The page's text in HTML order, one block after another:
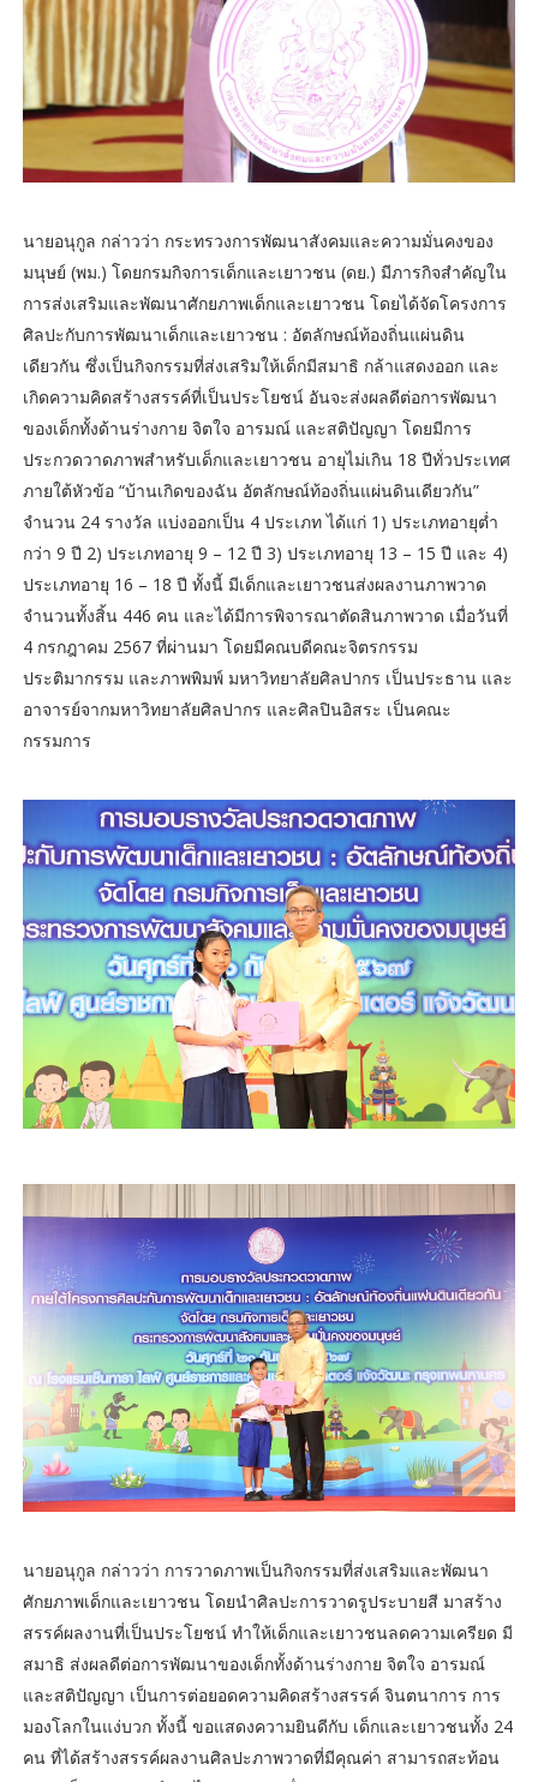
นายอนุกูล กล่าวว่า กระทรวงการพัฒนาสังคมและความมั่นคงของ
มนุษย์ (พม.) โดยกรมกิจการเด็กและเยาวชน (ดย.) มีภารกิจสำคัญใน
การส่งเสริมและพัฒนาศักยภาพเด็กและเยาวชน โดยได้จัดโครงการ
ศิลปะกับการพัฒนาเด็กและเยาวชน : อัตลักษณ์ท้องถิ่นแผ่นดิน
เดียวกัน ซึ่งเป็นกิจกรรมที่ส่งเสริมให้เด็กมีสมาธิ กล้าแสดงออก และ
เกิดความคิดสร้างสรรค์ที่เป็นประโยชน์ อันจะส่งผลดีต่อการพัฒนา
ของเด็กทั้งด้านร่างกาย จิตใจ อารมณ์ และสติปัญญา โดยมีการ
ประกวดวาดภาพสำหรับเด็กและเยาวชน อายุไม่เกิน 18 ปีทั่วประเทศ
ภายใต้หัวข้อ “บ้านเกิดของฉัน อัตลักษณ์ท้องถิ่นแผ่นดินเดียวกัน”
จำนวน 24 รางวัล แบ่งออกเป็น 4 ประเภท ได้แก่ 1) ประเภทอายุต่ำ
กว่า 9 ปี 2) ประเภทอายุ 9 – 12 ปี 3) ประเภทอายุ 13 – 15 ปี และ 4)
ประเภทอายุ 16 – 18 ปี ทั้งนี้ มีเด็กและเยาวชนส่งผลงานภาพวาด
จำนวนทั้งสิ้น 446 คน และได้มีการพิจารณาตัดสินภาพวาด เมื่อวันที่
4 กรกฎาคม 2567 ที่ผ่านมา โดยมีคณบดีคณะจิตรกรรม
ประติมากรรม และภาพพิมพ์ มหาวิทยาลัยศิลปากร เป็นประธาน และ
อาจารย์จากมหาวิทยาลัยศิลปากร และศิลปินอิสระ เป็นคณะ
กรรมการ
นายอนุกูล กล่าวว่า การวาดภาพเป็นกิจกรรมที่ส่งเสริมและพัฒนา
ศักยภาพเด็กและเยาวชน โดยนำศิลปะการวาดรูประบายสี มาสร้าง
สรรค์ผลงานที่เป็นประโยชน์ ทำให้เด็กและเยาวชนลดความเครียด มี
สมาธิ ส่งผลดีต่อการพัฒนาของเด็กทั้งด้านร่างกาย จิตใจ อารมณ์
และสติปัญญา เป็นการต่อยอดความคิดสร้างสรรค์ จินตนาการ การ
มองโลกในแง่บวก ทั้งนี้ ขอแสดงความยินดีกับ เด็กและเยาวชนทั้ง 24
คน ที่ได้สร้างสรรค์ผลงานศิลปะภาพวาดที่มีคุณค่า สามารถสะท้อน